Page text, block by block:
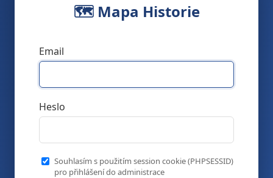
🗺️ Mapa Historie
Email
Heslo
Souhlasím s použitím session cookie (PHPSESSID)
pro přihlášení do administrace